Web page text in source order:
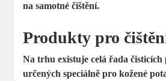
na samotné čištění.
Produkty pro
Na trhu existuje celá řada
určených speciálně pro kožené